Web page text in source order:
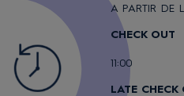
A PARTIR DE
CHECK OUT
11:00
LATE CHECK